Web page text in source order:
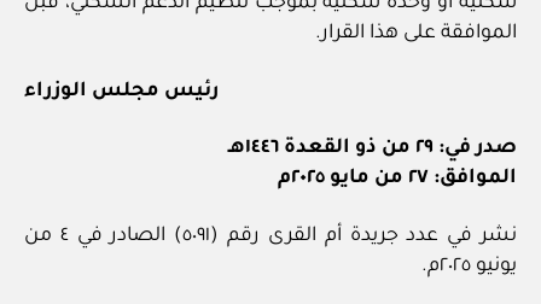
الموافقة على هذا القرار.
رئيس مجلس الوزراء
صدر في: ٢٩ من ذو القعدة ١٤٤٦هـ
الموافق: ٢٧ من مايو ٢٠٢٥م
نشر في عدد جريدة أم القرى رقم (٥٠٩١) الصادر في ٤ من
يونيو ٢٠٢٥م.